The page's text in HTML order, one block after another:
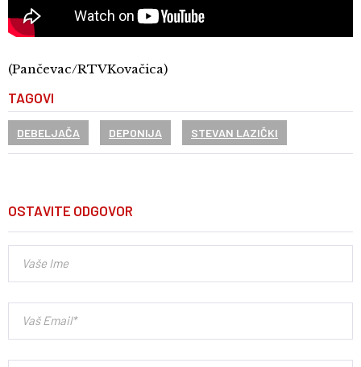
(Pančevac/RTVKovačica)
TAGOVI
DEBELJAČA DEPONIJA STEVAN LAZIČKI
OSTAVITE ODGOVOR